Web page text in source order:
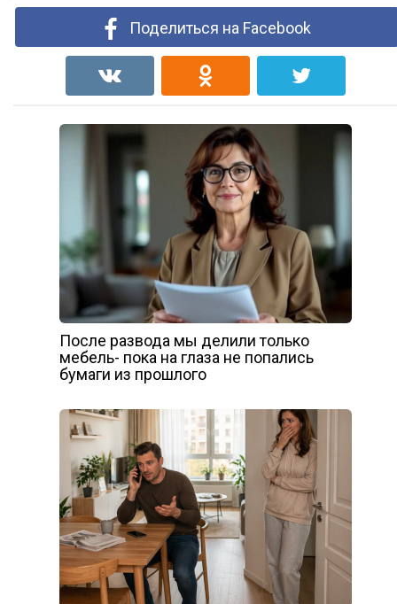
Поделиться на Facebook
После развода мы делили только
мебель- пока на глаза не попались
бумаги из прошлого